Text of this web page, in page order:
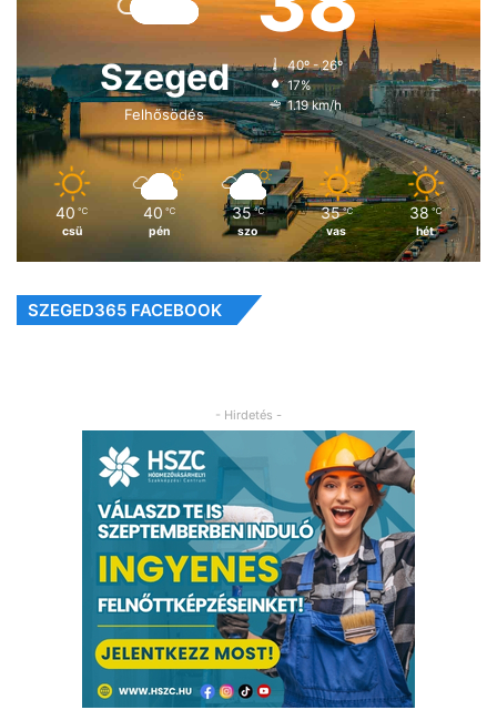
Szeged
Felhősödés
40º - 26º
17%
1.19 km/h
40 ℃
csü
40 ℃
pén
35 ℃
szo
35 ℃
vas
38 ℃
hét
SZEGED365 FACEBOOK
- Hirdetés -